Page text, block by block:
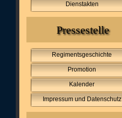
Dienstakten
Pressestelle
Regimentsgeschichte
Promotion
Kalender
Impressum und Datenschutz